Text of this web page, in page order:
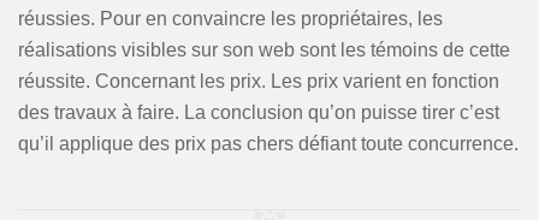
réussies. Pour en convaincre les propriétaires, les
réalisations visibles sur son web sont les témoins de cette
réussite. Concernant les prix. Les prix varient en fonction
des travaux à faire. La conclusion qu’on puisse tirer c’est
qu’il applique des prix pas chers défiant toute concurrence.